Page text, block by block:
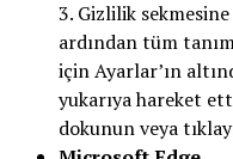
3. Gizlilik
ardından tüm
için Ayarlar’ın
yukarıya hareket
dokunun veya